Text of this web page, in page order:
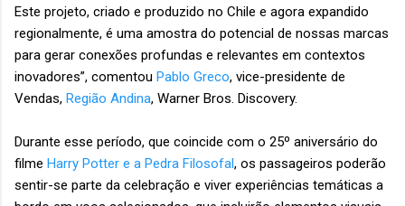
Este projeto, criado e produzido no Chile e agora expandido
regionalmente, é uma amostra do potencial de nossas marcas
para gerar conexões profundas e relevantes em contextos
inovadores”, comentou Pablo Greco, vice-presidente de
Vendas, Região Andina, Warner Bros. Discovery.
Durante esse período, que coincide com o 25º aniversário do
filme Harry Potter e a Pedra Filosofal, os passageiros poderão
sentir-se parte da celebração e viver experiências temáticas a